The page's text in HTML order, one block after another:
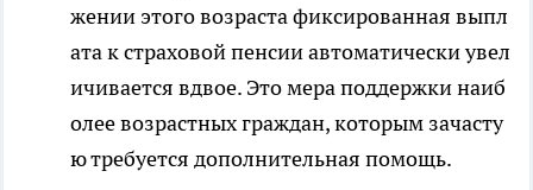
жении этого возраста фиксированная выпл
ата к страховой пенсии автоматически увел
ичивается вдвое. Это мера поддержки наиб
олее возрастных граждан, которым зачасту
ю требуется дополнительная помощь.